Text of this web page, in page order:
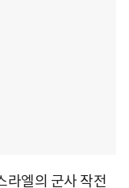
라엘의 군사 작전